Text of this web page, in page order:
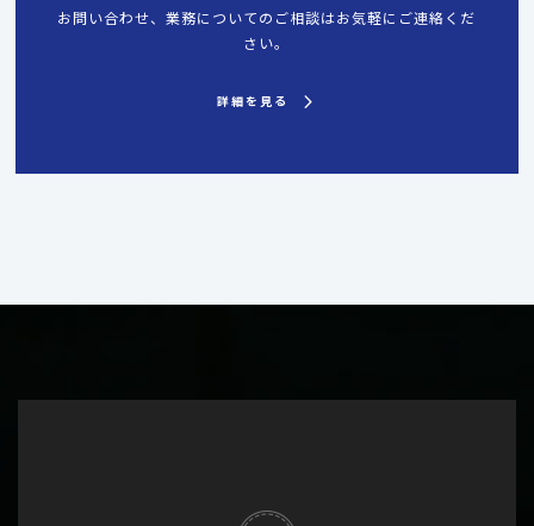
お問い合わせ、業務についてのご相談はお気軽にご連絡くだ
さい。
詳細を見る